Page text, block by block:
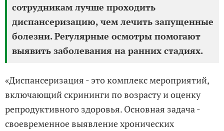
сотрудникам лучше проходить
диспансеризацию, чем лечить запущенные
болезни. Регулярные осмотры помогают
выявить заболевания на ранних стадиях.
«Диспансеризация - это комплекс мероприятий,
включающий скрининги по возрасту и оценку
репродуктивного здоровья. Основная задача -
своевременное выявление хронических